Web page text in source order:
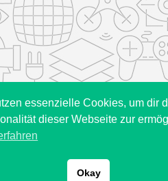
essenzielle Cookies, um dir
dieser Webseite zur
Okay